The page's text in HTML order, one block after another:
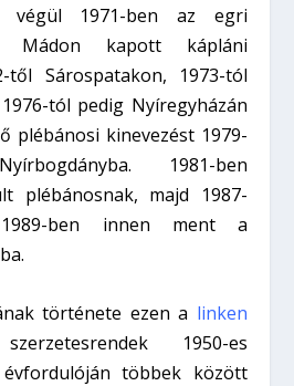
végül 1971-ben az egri
Mádon kapott kápláni
től Sárospatakon, 1973-tól
tól pedig Nyíregyházán
plébánosi kinevezést 1979-
1981-ben
plébánosnak, majd 1987-
ben innen ment a
története ezen a linken
1950-es
évfordulóján többek között